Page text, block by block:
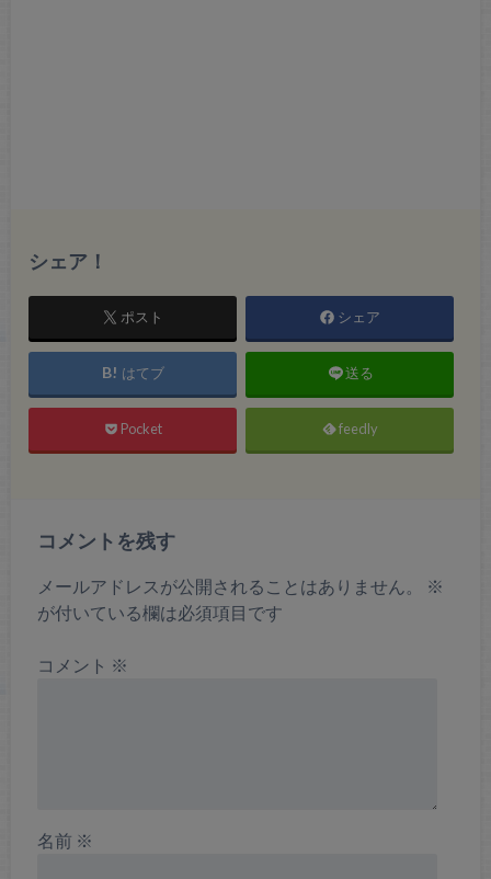
シェア！
ポスト シェア
はてブ 送る
Pocket feedly
コメントを残す
メールアドレスが公開されることはありません。
※
が付いている欄は必須項目です
コメント ※
名前 ※